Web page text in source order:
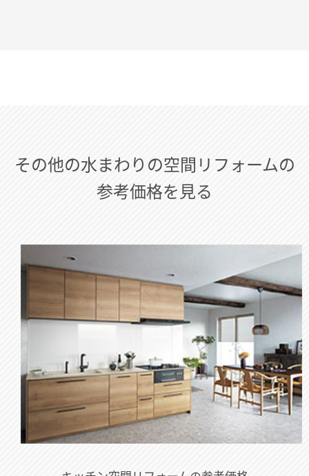
その他の水まわりの空間リフォームの
参考価格を見る